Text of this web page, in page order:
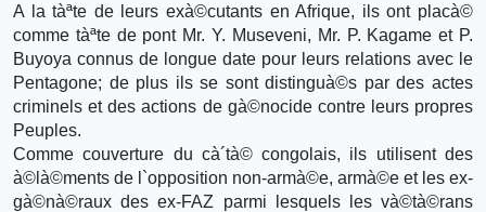
A la tàªte de leurs exà©cutants en Afrique, ils ont placà©
comme tàªte de pont Mr. Y. Museveni, Mr. P. Kagame et P.
Buyoya connus de longue date pour leurs relations avec le
Pentagone; de plus ils se sont distinguà©s par des actes
criminels et des actions de gà©nocide contre leurs propres
Peuples.
Comme couverture du cà´tà© congolais, ils utilisent des
à©là©ments de l`opposition non-armà©e, armà©e et les ex-
gà©nà©raux des ex-FAZ parmi lesquels les và©tà©rans